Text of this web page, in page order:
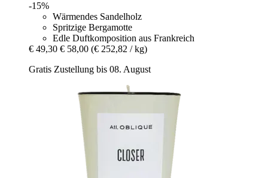
-15%
Wärmendes Sandelholz
Spritzige Bergamotte
Edle Duftkomposition aus Frankreich
€ 49,30 € 58,00 (€ 252,82 / kg)
Gratis Zustellung bis 08. August